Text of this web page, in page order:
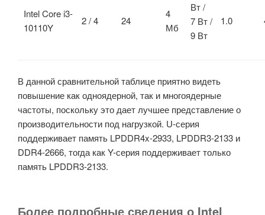
Intel Core i3-
10110Y
2 / 4 24
4
Мб
Вт /
7 Вт /
9 Вт
1.0
В данной сравнительной таблице приятно видеть
повышение как одноядерной, так и многоядерные
частоты, поскольку это дает лучшее представление о
производительности под нагрузкой. U-серия
поддерживает память LPDDR4x-2933, LPDDR3-2133 и
DDR4-2666, тогда как Y-серия поддерживает только
память LPDDR3-2133.
Более подробные сведения о Intel